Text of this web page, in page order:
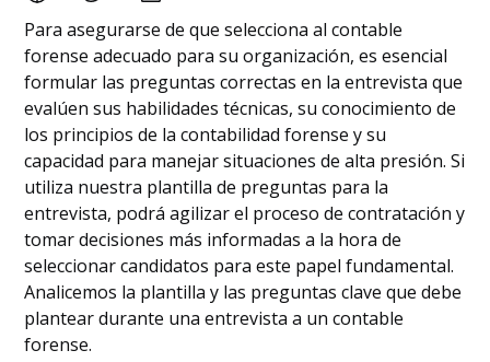
Para asegurarse de que selecciona al contable
forense adecuado para su organización, es esencial
formular las preguntas correctas en la entrevista que
evalúen sus habilidades técnicas, su conocimiento de
los principios de la contabilidad forense y su
capacidad para manejar situaciones de alta presión. Si
utiliza nuestra plantilla de preguntas para la
entrevista, podrá agilizar el proceso de contratación y
tomar decisiones más informadas a la hora de
seleccionar candidatos para este papel fundamental.
Analicemos la plantilla y las preguntas clave que debe
plantear durante una entrevista a un contable
forense.